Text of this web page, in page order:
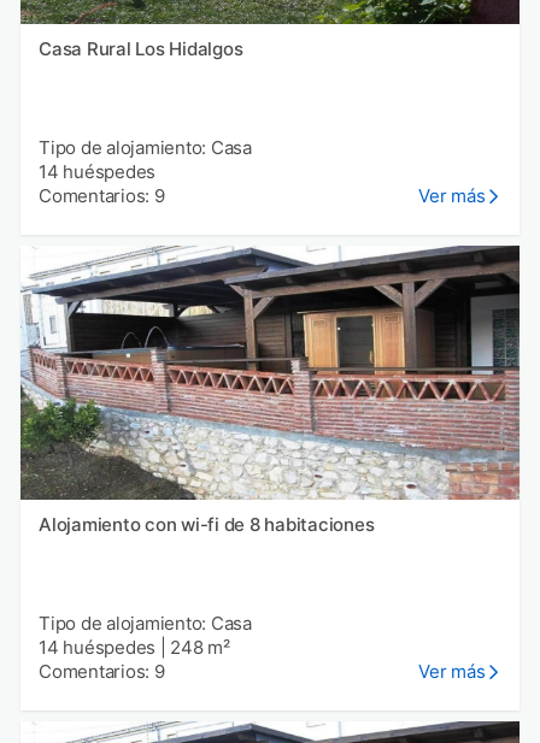
Casa Rural Los Hidalgos
Tipo de alojamiento: Casa
14 huéspedes
Comentarios: 9
Ver más
Alojamiento con wi-fi de 8 habitaciones
Tipo de alojamiento: Casa
14 huéspedes
248 m²
Comentarios: 9
Ver más